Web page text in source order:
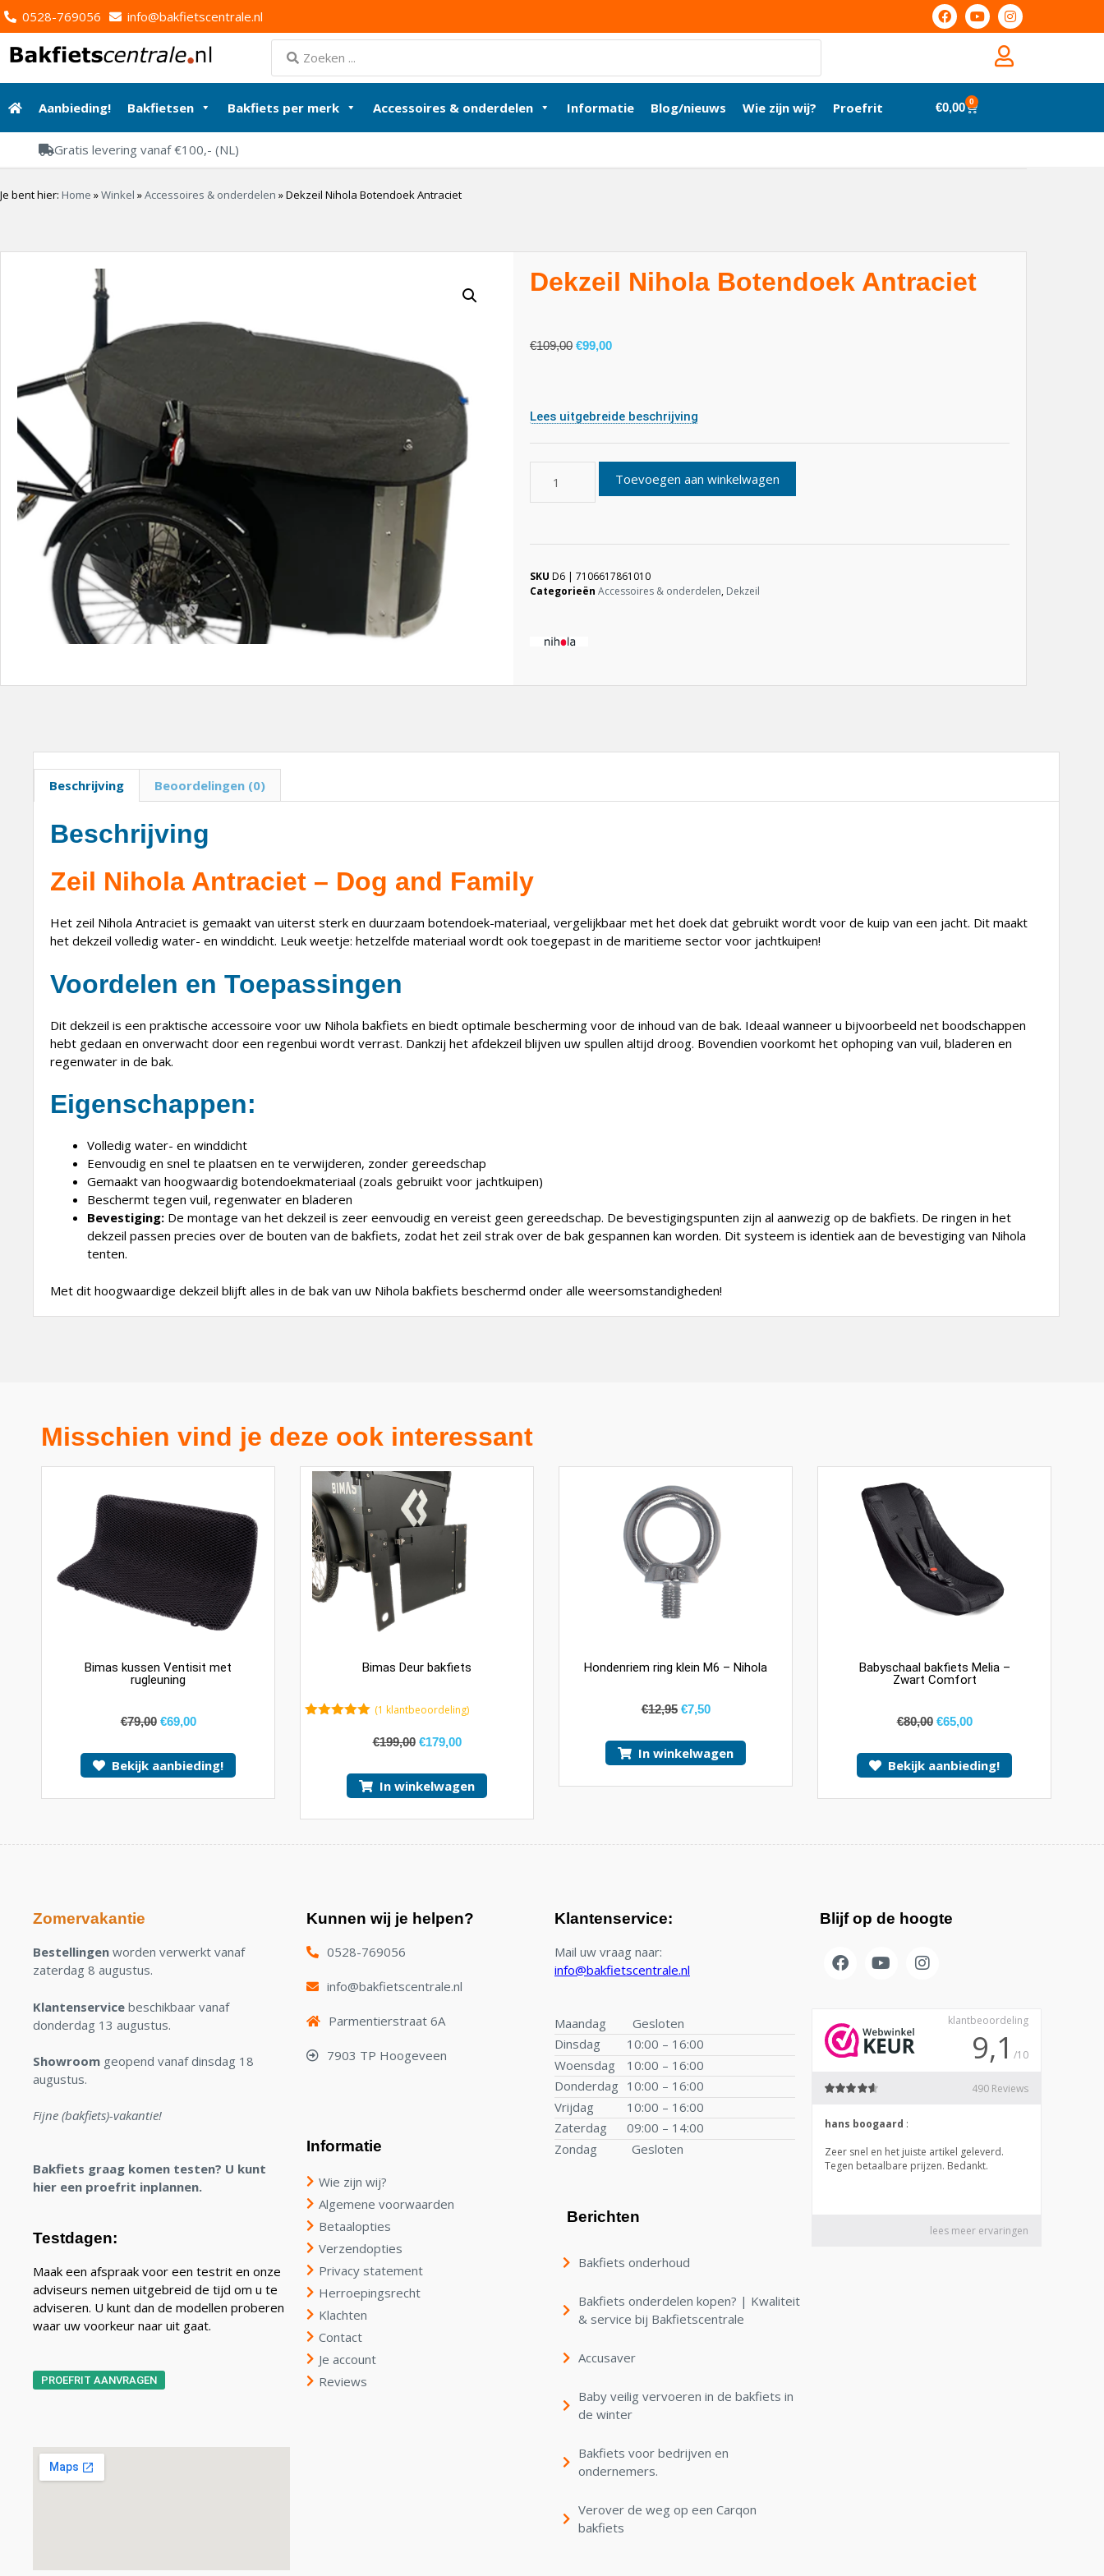
0528-769056 info@bakfietscentrale.nl
Aanbieding! Bakfietsen Bakfiets per merk Accessoires & onderdelen Informatie Blog/nieuws Wie zijn wij? Proefrit €0,00 0
Gratis levering vanaf €100,- (NL)
Je bent hier: Home »Winkel »Accessoires & onderdelen »Dekzeil Nihola Botendoek Antraciet
Dekzeil Nihola Botendoek Antraciet
€109,00 €99,00
Lees uitgebreide beschrijving
Toevoegen aan winkelwagen
SKU D6 | 7106617861010
Categorieën Accessoires & onderdelen, Dekzeil
Beschrijving Beoordelingen (0)
Beschrijving
Zeil Nihola Antraciet – Dog and Family
Het zeil Nihola Antraciet is gemaakt van uiterst sterk en duurzaam botendoek-materiaal, vergelijkbaar met het doek dat gebruikt wordt voor de kuip van een jacht. Dit maakt
het dekzeil volledig water- en winddicht. Leuk weetje: hetzelfde materiaal wordt ook toegepast in de maritieme sector voor jachtkuipen!
Voordelen en Toepassingen
Dit dekzeil is een praktische accessoire voor uw Nihola bakfiets en biedt optimale bescherming voor de inhoud van de bak. Ideaal wanneer u bijvoorbeeld net boodschappen
hebt gedaan en onverwacht door een regenbui wordt verrast. Dankzij het afdekzeil blijven uw spullen altijd droog. Bovendien voorkomt het ophoping van vuil, bladeren en
regenwater in de bak.
Eigenschappen:
Volledig water- en winddicht
Eenvoudig en snel te plaatsen en te verwijderen, zonder gereedschap
Gemaakt van hoogwaardig botendoekmateriaal (zoals gebruikt voor jachtkuipen)
Beschermt tegen vuil, regenwater en bladeren
Bevestiging: De montage van het dekzeil is zeer eenvoudig en vereist geen gereedschap. De bevestigingspunten zijn al aanwezig op de bakfiets. De ringen in het
dekzeil passen precies over de bouten van de bakfiets, zodat het zeil strak over de bak gespannen kan worden. Dit systeem is identiek aan de bevestiging van Nihola
tenten.
Met dit hoogwaardige dekzeil blijft alles in de bak van uw Nihola bakfiets beschermd onder alle weersomstandigheden!
Misschien vind je deze ook interessant
Bimas kussen Ventisit met
rugleuning
€79,00 €69,00
Bekijk aanbieding!
Bimas Deur bakfiets
(1 klantbeoordeling)
€199,00 €179,00
In winkelwagen
Hondenriem ring klein M6 – Nihola
€12,95 €7,50
In winkelwagen
Babyschaal bakfiets Melia –
Zwart Comfort
€80,00 €65,00
Bekijk aanbieding!
Zomervakantie
Bestellingen worden verwerkt vanaf
zaterdag 8 augustus.
Klantenservice beschikbaar vanaf
donderdag 13 augustus.
Showroom geopend vanaf dinsdag 18
augustus.
Fijne (bakfiets)-vakantie!
Bakfiets graag komen testen? U kunt
hier een proefrit inplannen.
Testdagen:
Maak een afspraak voor een testrit en onze
adviseurs nemen uitgebreid de tijd om u te
adviseren. U kunt dan de modellen proberen
waar uw voorkeur naar uit gaat.
PROEFRIT AANVRAGEN
Kunnen wij je helpen?
0528-769056
info@bakfietscentrale.nl
Parmentierstraat 6A
7903 TP Hoogeveen
Informatie
Wie zijn wij?
Algemene voorwaarden
Betaalopties
Verzendopties
Privacy statement
Herroepingsrecht
Klachten
Contact
Je account
Reviews
Klantenservice:
Mail uw vraag naar:
info@bakfietscentrale.nl
Maandag
Gesloten
Dinsdag
10:00 – 16:00
Woensdag
10:00 – 16:00
Donderdag 10:00 – 16:00
Vrijdag
10:00 – 16:00
Zaterdag
09:00 – 14:00
Zondag
Gesloten
Berichten
Bakfiets onderhoud
Bakfiets onderdelen kopen? | Kwaliteit
& service bij Bakfietscentrale
Accusaver
Baby veilig vervoeren in de bakfiets in
de winter
Bakfiets voor bedrijven en
ondernemers.
Verover de weg op een Carqon
bakfiets
Blijf op de hoogte